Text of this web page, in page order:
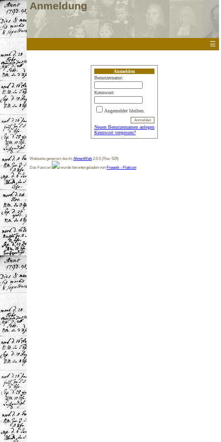
Anmeldung
☰
Anmelden
Benutzername:
Kennwort:
Angemeldet bleiben.
Neuen Benutzernamen anlegen
Kennwort vergessen?
Webseite generiert durch: AhnenWeb 2.6.5 (Rev. 529)
Das Favicon
wurde heruntergeladen von Freepik - Flaticon